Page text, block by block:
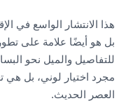
هذا الانتشار الواسع في
بل هو أيضًا علامة على
للتفاصيل والميل نحو
مجرد اختيار لوني، بل هي
العصر الحديث.